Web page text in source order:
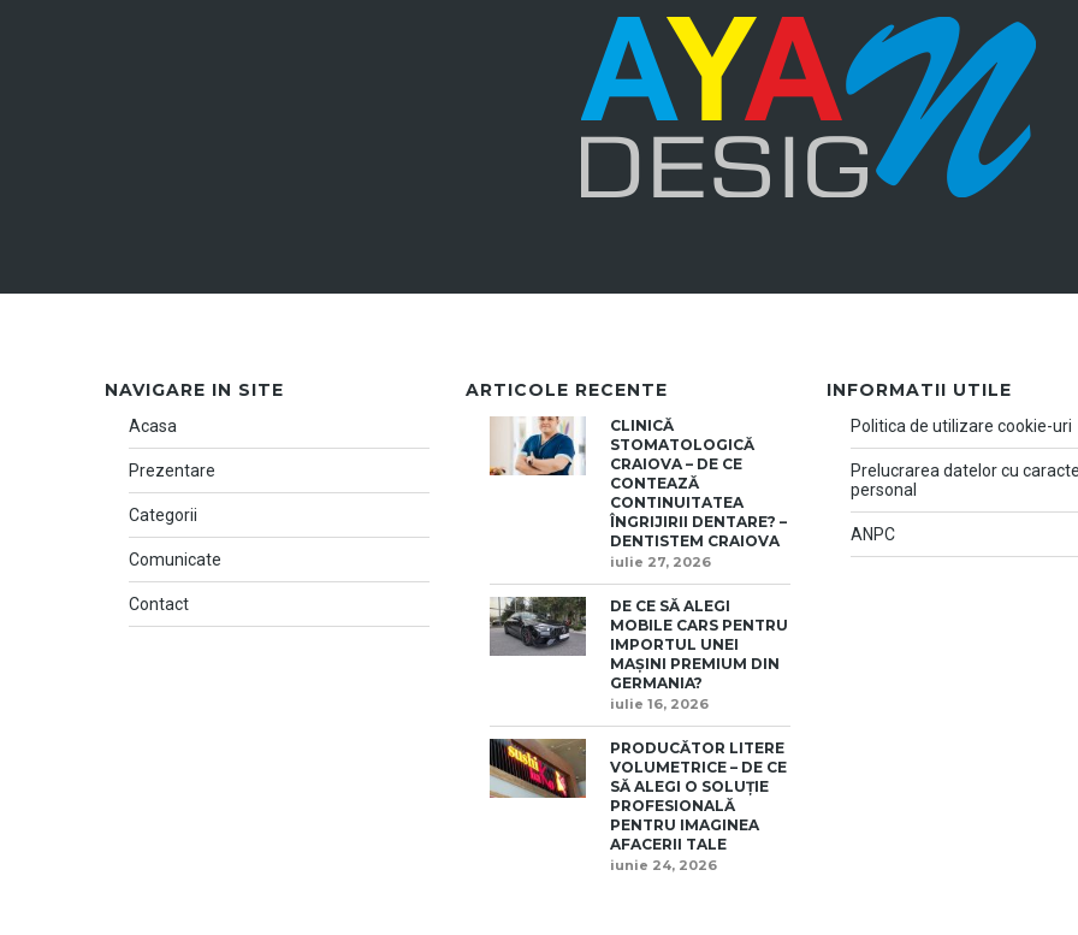
NAVIGARE IN SITE
Acasa
Prezentare
Categorii
Comunicate
Contact
ARTICOLE RECENTE
CLINICĂ
STOMATOLOGICĂ
CRAIOVA – DE CE
CONTEAZĂ
CONTINUITATEA
ÎNGRIJIRII DENTARE? –
DENTISTEM CRAIOVA
iulie 27, 2026
DE CE SĂ ALEGI
MOBILE CARS PENTRU
IMPORTUL UNEI
MAȘINI PREMIUM DIN
GERMANIA?
iulie 16, 2026
PRODUCĂTOR LITERE
VOLUMETRICE – DE CE
SĂ ALEGI O SOLUȚIE
PROFESIONALĂ
PENTRU IMAGINEA
AFACERII TALE
iunie 24, 2026
INFORMATII UTILE
Politica de utilizare cookie-uri
Prelucrarea datelor cu
personal
ANPC